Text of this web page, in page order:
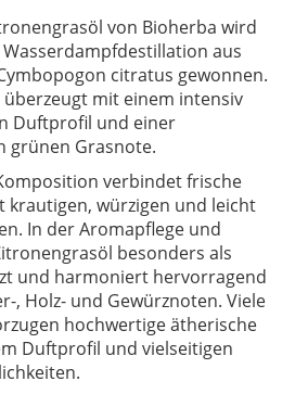
von Bioherba wird
aus
citratus gewonnen.
mit einem intensiv
Duftprofil und einer
grünen Grasnote.
verbindet frische
krautigen, würzigen und leicht
In der Aromapflege und
besonders als
und harmoniert hervorragend
, Holz- und Gewürznoten. Viele
hochwertige ätherische
Duftprofil und vielseitigen